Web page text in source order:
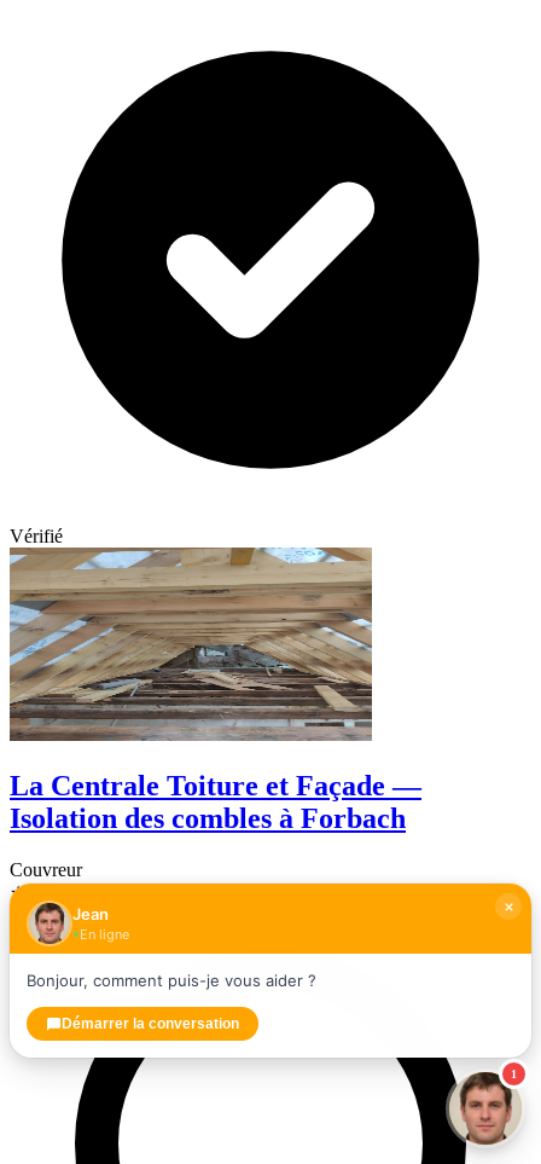
Vérifié
La Centrale Toiture et Façade —
Isolation des combles à Forbach
Couvreur
★★★★★
1
Jean
En ligne
Bonjour, comment puis-je vous aider ?
Démarrer la conversation